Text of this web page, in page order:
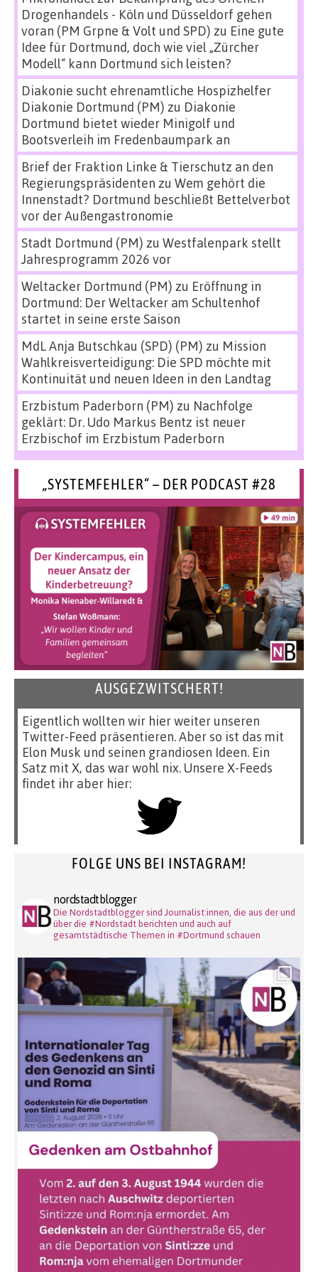
Drogenhandels - Köln und Düsseldorf gehen
voran (PM Grpne & Volt und SPD) zu Eine gute
Idee für Dortmund, doch wie viel „Zürcher
Modell“ kann Dortmund sich leisten?
Diakonie sucht ehrenamtliche Hospizhelfer
Diakonie Dortmund (PM) zu Diakonie
Dortmund bietet wieder Minigolf und
Bootsverleih im Fredenbaumpark an
Brief der Fraktion Linke & Tierschutz an den
Regierungspräsidenten zu Wem gehört die
Innenstadt? Dortmund beschließt Bettelverbot
vor der Außengastronomie
Stadt Dortmund (PM) zu Westfalenpark stellt
Jahresprogramm 2026 vor
Weltacker Dortmund (PM) zu Eröffnung in
Dortmund: Der Weltacker am Schultenhof
startet in seine erste Saison
MdL Anja Butschkau (SPD) (PM) zu Mission
Wahlkreisverteidigung: Die SPD möchte mit
Kontinuität und neuen Ideen in den Landtag
Erzbistum Paderborn (PM) zu Nachfolge
geklärt: Dr. Udo Markus Bentz ist neuer
Erzbischof im Erzbistum Paderborn
„SYSTEMFEHLER“ – DER PODCAST #28
AUSGEZWITSCHERT!
Eigentlich wollten wir hier weiter unseren
Twitter-Feed präsentieren. Aber so ist das mit
Elon Musk und seinen grandiosen Ideen. Ein
Satz mit X, das war wohl nix. Unsere X-Feeds
findet ihr aber hier:
FOLGE UNS BEI INSTAGRAM!
nordstadtblogger
Die Nordstadtblogger sind Journalist:innen, die aus der und
über die #Nordstadt berichten und auch auf
gesamtstädtische Themen in #Dortmund schauen